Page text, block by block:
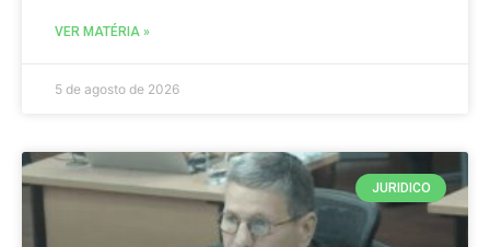
VER MATÉRIA »
5 de agosto de 2026
JURIDICO